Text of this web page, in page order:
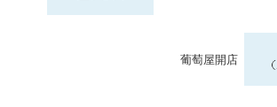
葡萄屋開店